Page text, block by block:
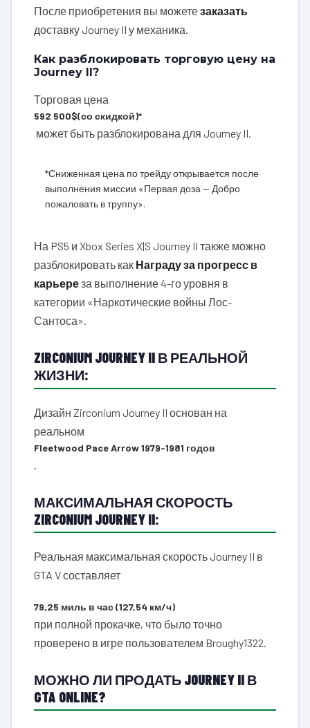
После приобретения вы можетезаказать
доставку Journey II у механика.
Как разблокировать торговую цену на
Journey II?
Торговая цена
592 500$(со скидкой)*
может быть разблокирована для Journey II.
*Сниженная цена по трейду открывается после
выполнения миссии «Первая доза — Добро
пожаловать в труппу».
На PS5 и Xbox Series X|S Journey II также можно
разблокировать как Награду за прогресс в
карьереза выполнение 4-го уровня в
категории «Наркотические войны Лос-
Сантоса».
ZIRCONIUM JOURNEY II В РЕАЛЬНОЙ
ЖИЗНИ:
Дизайн Zirconium Journey II основан на
реальном
Fleetwood Pace Arrow 1979-1981 годов
.
МАКСИМАЛЬНАЯ СКОРОСТЬ
ZIRCONIUM JOURNEY II:
Реальная максимальная скорость Journey II в
GTA V составляет
79,25 миль в час (127,54 км/ч)
при полной прокачке, что было точно
проверено в игре пользователем Broughy1322.
МОЖНО ЛИ ПРОДАТЬ JOURNEY II В
GTA ONLINE?